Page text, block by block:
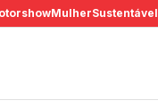
MulherSustentável